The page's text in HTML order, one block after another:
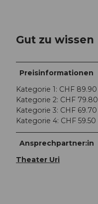
Gut zu wissen
Preisinformationen
Kategorie 1: CHF 89.90
Kategorie 2: CHF 79.80
Kategorie 3: CHF 69.70
Kategorie 4: CHF 59.50
Ansprechpartner:in
Theater Uri